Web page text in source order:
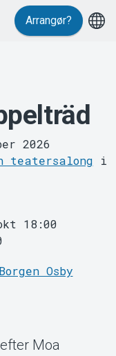
Arrangør?
2026
teatersalong i
18:00
Osby
Moa